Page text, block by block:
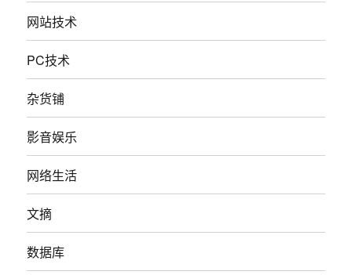
网站技术
PC技术
杂货铺
影音娱乐
网络生活
文摘
数据库